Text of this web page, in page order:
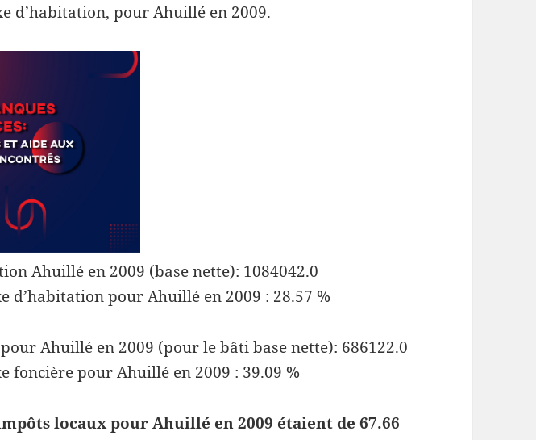
d’habitation, pour Ahuillé en 2009.
Ahuillé en 2009 (base nette): 1084042.0
d’habitation pour Ahuillé en 2009 : 28.57 %
Ahuillé en 2009 (pour le bâti base nette): 686122.0
foncière pour Ahuillé en 2009 : 39.09 %
locaux pour Ahuillé en 2009 étaient de 67.66